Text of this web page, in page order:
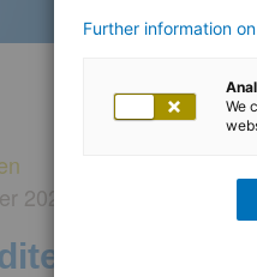
2023
und ihre
Further information
We